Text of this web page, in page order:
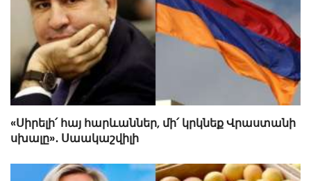
«Սիրելի՛ հայ հարևաններ, մի՛ կրկնեք Վրաստանի
սխալը»․ Սաակաշվիլի